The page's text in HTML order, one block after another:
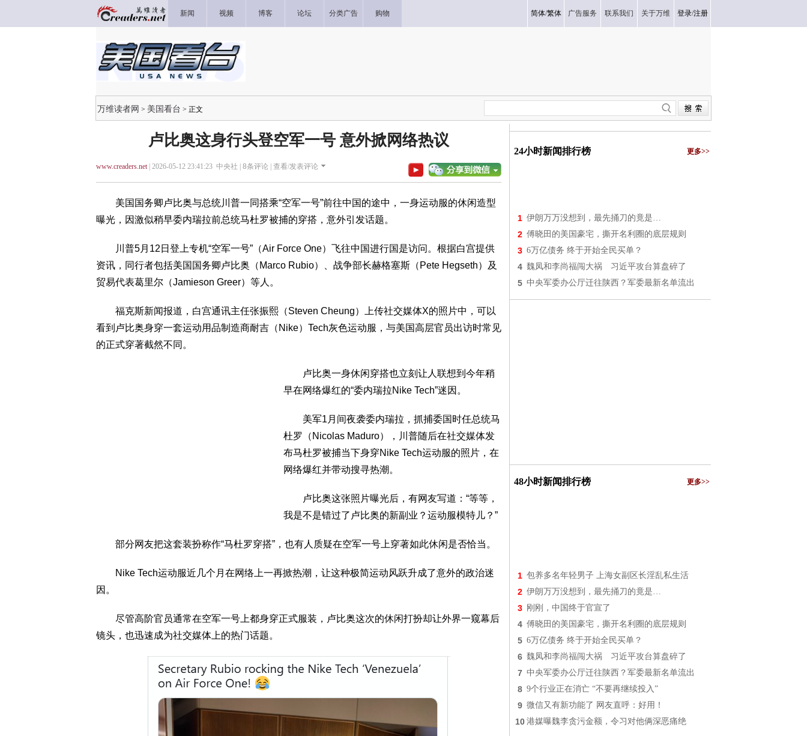
新闻 视频 博客 论坛 分类广告 购物 简体/繁体 广告服务 联系我们 关于万维 登录/注册
万维读者网 > 美国看台 > 正文
卢比奥这身行头登空军一号 意外掀网络热议
www.creaders.net| 2026-05-12 23:41:23 中央社 | 8条评论 | 查看/发表评论
美国国务卿卢比奥与总统川普一同搭乘“空军一号”前往中国的途中，一身运动服的休闲造型
曝光，因激似稍早委内瑞拉前总统马杜罗被捕的穿搭，意外引发话题。
川普5月12日登上专机“空军一号”（Air Force One）飞往中国进行国是访问。根据白宫提供
资讯，同行者包括美国国务卿卢比奥（Marco Rubio）、战争部长赫格塞斯（Pete Hegseth）及
贸易代表葛里尔（Jamieson Greer）等人。
福克斯新闻报道，白宫通讯主任张振熙（Steven Cheung）上传社交媒体X的照片中，可以
看到卢比奥身穿一套运动用品制造商耐吉（Nike）Tech灰色运动服，与美国高层官员出访时常见
的正式穿著截然不同。
卢比奥一身休闲穿搭也立刻让人联想到今年稍
早在网络爆红的“委内瑞拉Nike Tech”迷因。
美军1月间夜袭委内瑞拉，抓捕委国时任总统马
杜罗（Nicolas Maduro），川普随后在社交媒体发
布马杜罗被捕当下身穿Nike Tech运动服的照片，在
网络爆红并带动搜寻热潮。
卢比奥这张照片曝光后，有网友写道：“等等，
我是不是错过了卢比奥的新副业？运动服模特儿？”
部分网友把这套装扮称作“马杜罗穿搭”，也有人质疑在空军一号上穿著如此休闲是否恰当。
Nike Tech运动服近几个月在网络上一再掀热潮，让这种极简运动风跃升成了意外的政治迷
因。
尽管高阶官员通常在空军一号上都身穿正式服装，卢比奥这次的休闲打扮却让外界一窥幕后
镜头，也迅速成为社交媒体上的热门话题。
24小时新闻排行榜 更多>>
1 伊朗万万没想到，最先捅刀的竟是…
2 傅晓田的美国豪宅，撕开名利圈的底层规则
3 6万亿债务 终于开始全民买单？
4 魏凤和李尚福闯大祸 习近平攻台算盘碎了
5 中央军委办公厅迁往陕西？军委最新名单流出
48小时新闻排行榜 更多>>
1 包养多名年轻男子 上海女副区长淫乱私生活
2 伊朗万万没想到，最先捅刀的竟是…
3 刚刚，中国终于官宣了
4 傅晓田的美国豪宅，撕开名利圈的底层规则
5 6万亿债务 终于开始全民买单？
6 魏凤和李尚福闯大祸 习近平攻台算盘碎了
7 中央军委办公厅迁往陕西？军委最新名单流出
8 9个行业正在消亡 “不要再继续投入”
9 微信又有新功能了 网友直呼：好用！
10 港媒曝魏李贪污金额，令习对他俩深恶痛绝